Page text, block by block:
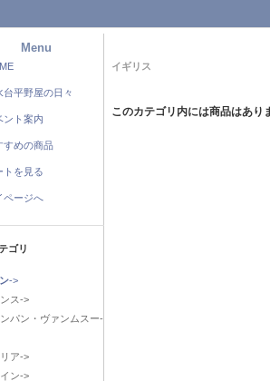
Menu
台平野屋の日々
ント案内
すめの商品
トを見る
ページへ
リ
->
ス->
パン・ヴァンムスー-
ア->
ン->
イギリス
このカテゴリ内には商品はあり